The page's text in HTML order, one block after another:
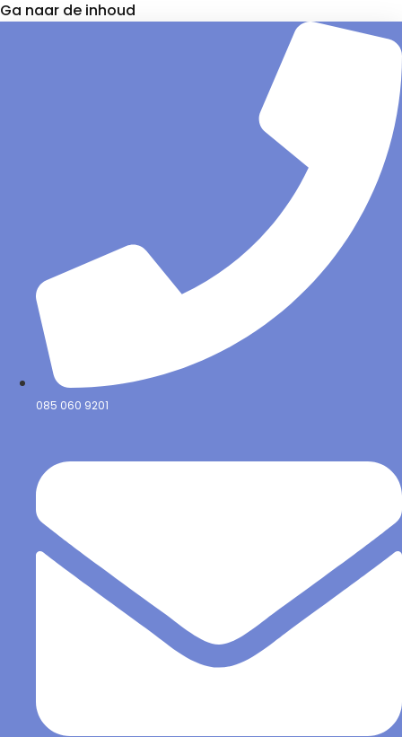
Ga naar de inhoud
085 060 9201